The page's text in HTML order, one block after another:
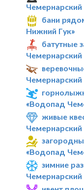
бани
Нижний Гук»
батутные
«Водопад
живые
«Водопад
зимние